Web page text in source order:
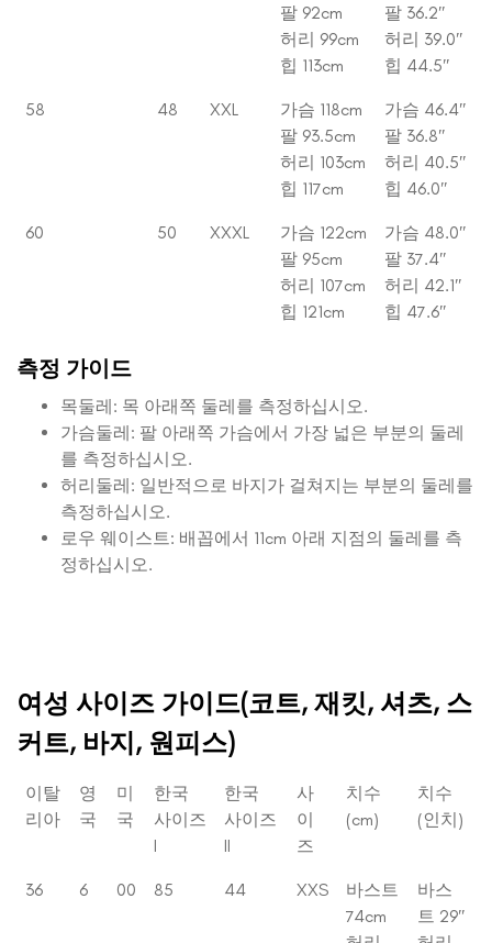
팔 92cm
허리 99cm
힙 113cm
팔 36.2″
허리 39.0″
힙 44.5″
58 48 XXL
가슴 118cm
팔 93.5cm
허리 103cm
힙 117cm
가슴 46.4″
팔 36.8″
허리 40.5″
힙 46.0″
60 50 XXXL
가슴 122cm
팔 95cm
허리 107cm
힙 121cm
가슴 48.0″
팔 37.4″
허리 42.1″
힙 47.6″
측정 가이드
목둘레: 목 아래쪽 둘레를 측정하십시오.
가슴둘레: 팔 아래쪽 가슴에서 가장 넓은 부분의 둘레
를 측정하십시오.
허리둘레: 일반적으로 바지가 걸쳐지는 부분의 둘레를
측정하십시오.
로우 웨이스트: 배꼽에서 11cm 아래 지점의 둘레를 측
정하십시오.
여성 사이즈 가이드(코트, 재킷, 셔츠, 스
커트, 바지, 원피스)
이탈
리아
영
국
미
국
한국
사이즈
I
한국
사이즈
II
사
이
즈
치수
(cm)
치수
(인치)
36 6 00 85 44 XXS
바스트
74cm
바스
트 29″